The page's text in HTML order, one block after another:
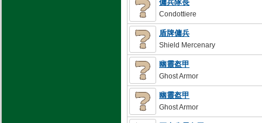
傭兵隊長
Condottiere
盾牌傭兵
Shield Mercenary
幽靈盔甲
Ghost Armor
幽靈盔甲
Ghost Armor